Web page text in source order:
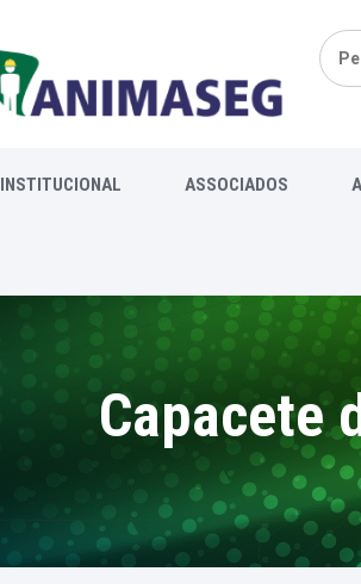
por:
INSTITUCIONAL ASSOCIADOS
Capacete